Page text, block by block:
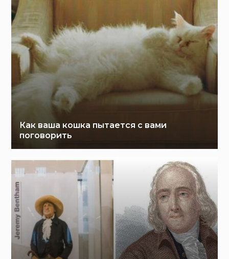
Как ваша кошка пытается с вами
поговорить